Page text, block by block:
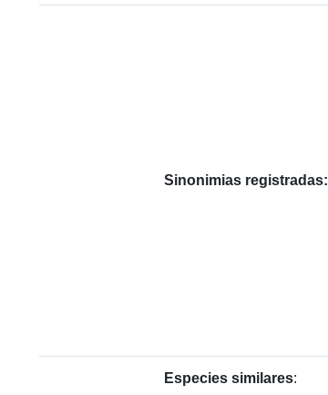
Sinonimias registradas:
Especies similares: